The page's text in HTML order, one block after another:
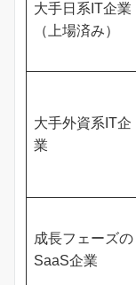
大手日系IT企業
（上場済み）
大手外資系IT企
業
成長フェーズの
SaaS企業